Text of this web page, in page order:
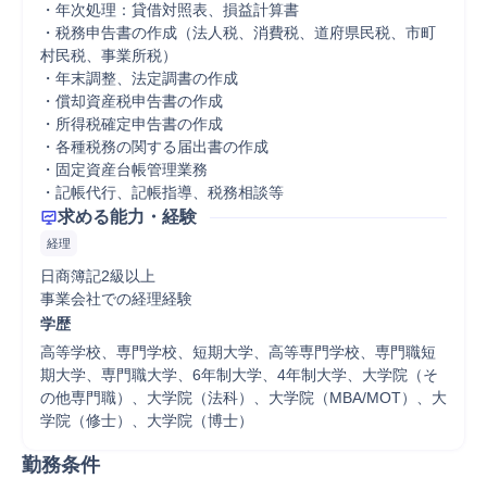
・年次処理：貸借対照表、損益計算書
・税務申告書の作成（法人税、消費税、道府県民税、市町
村民税、事業所税）
・年末調整、法定調書の作成
・償却資産税申告書の作成
・所得税確定申告書の作成
・各種税務の関する届出書の作成
・固定資産台帳管理業務
・記帳代行、記帳指導、税務相談等
求める能力・経験
経理
日商簿記2級以上
事業会社での経理経験
学歴
高等学校、専門学校、短期大学、高等専門学校、専門職短
期大学、専門職大学、6年制大学、4年制大学、大学院（そ
の他専門職）、大学院（法科）、大学院（MBA/MOT）、大
学院（修士）、大学院（博士）
勤務条件